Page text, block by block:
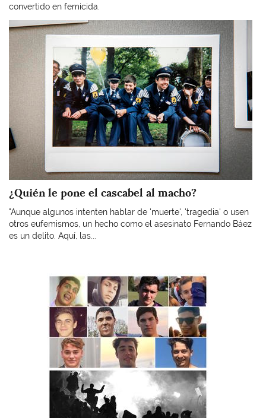
convertido en femicida.
Imagen
¿Quién le pone el cascabel al macho?
"Aunque algunos intenten hablar de 'muerte', 'tragedia' o usen
otros eufemismos, un hecho como el asesinato Fernando Báez
es un delito. Aquí, las...